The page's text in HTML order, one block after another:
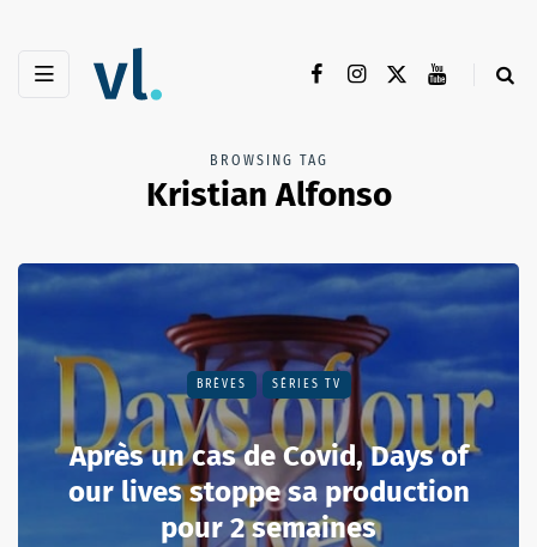
BROWSING TAG
Kristian Alfonso
BRÈVES SÉRIES TV
Après un cas de Covid, Days of
our lives stoppe sa production
pour 2 semaines